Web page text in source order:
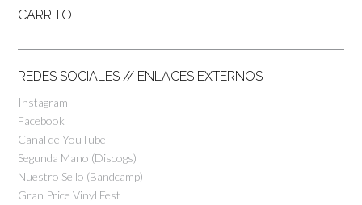
CARRITO
REDES SOCIALES // ENLACES EXTERNOS
Instagram
Facebook
Canal de YouTube
Segunda Mano (Discogs)
Nuestro Sello (Bandcamp)
Gran Price Vinyl Fest